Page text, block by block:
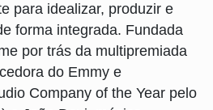
para idealizar, produzir e
forma integrada. Fundada
por trás da multipremiada
do Emmy e
Company of the Year pelo